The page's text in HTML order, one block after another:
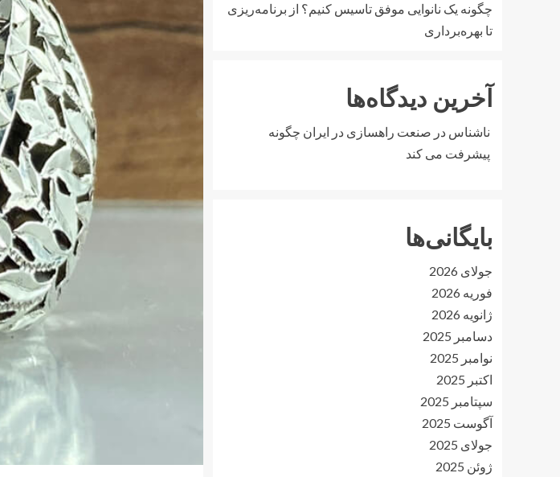
چگونه یک نانوایی موفق تاسیس کنیم؟ از برنامه‌ریزی
تا بهره‌برداری
آخرین دیدگاه‌ها
ناشناس در صنعت راهسازی در ایران چگونه
پیشرفت می کند
بایگانی‌ها
جولای 2026
فوریه 2026
ژانویه 2026
دسامبر 2025
نوامبر 2025
اکتبر 2025
سپتامبر 2025
آگوست 2025
جولای 2025
ژوئن 2025